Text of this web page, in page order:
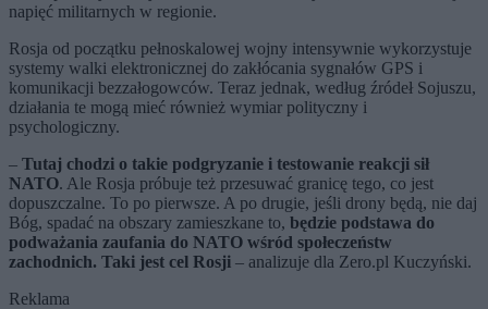
napięć militarnych w regionie.
Rosja od początku pełnoskalowej wojny intensywnie wykorzystuje
systemy walki elektronicznej do zakłócania sygnałów GPS i
komunikacji bezzałogowców. Teraz jednak, według źródeł Sojuszu,
działania te mogą mieć również wymiar polityczny i
psychologiczny.
– Tutaj chodzi o takie podgryzanie i testowanie reakcji sił
NATO. Ale Rosja próbuje też przesuwać granicę tego, co jest
dopuszczalne. To po pierwsze. A po drugie, jeśli drony będą, nie daj
Bóg, spadać na obszary zamieszkane to, będzie podstawa do
podważania zaufania do NATO wśród społeczeństw
zachodnich. Taki jest cel Rosji – analizuje dla Zero.pl Kuczyński.
Reklama